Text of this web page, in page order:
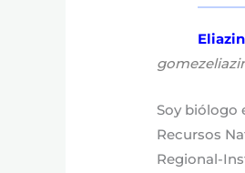
Soy biólogo
Recursos
Regional-